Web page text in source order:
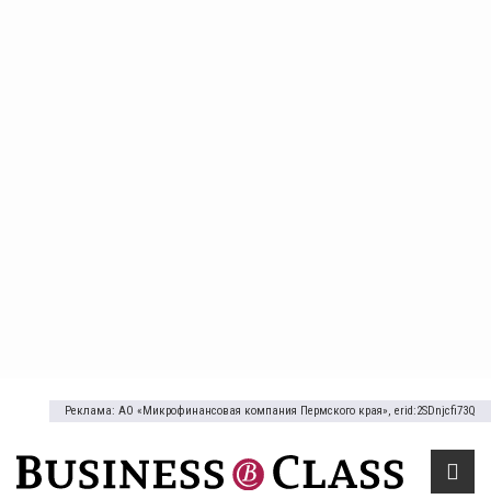
Реклама: АО «Микрофинансовая компания Пермского края», erid:2SDnjcfi73Q